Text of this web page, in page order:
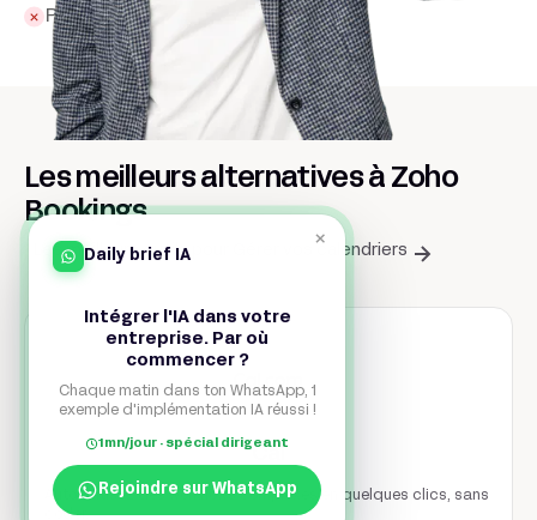
Pas de widget multilingue natif
Les meilleurs alternatives à Zoho
Bookings
Les meilleurs outils pour Gérer vos calendriers
Cal
Automatisez des workflows complexes en quelques clics, sans
coder.
×
Daily brief IA
Intégrer l'IA dans votre
entreprise. Par où
commencer ?
Chaque matin dans ton WhatsApp, 1
exemple d'implémentation IA réussi !
1mn/jour · spécial dirigeant
Rejoindre sur WhatsApp